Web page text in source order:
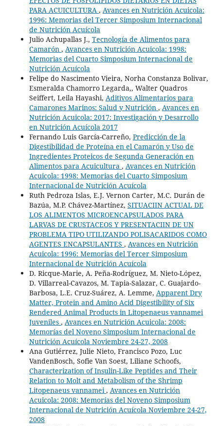
PARA ACUICULTURA , Avances en Nutrición Acuicola:
1996: Memorias del Tercer Simposium Internacional
de Nutrición Acuícola
Julio Achupallas J., Tecnología de Alimentos para
Camarón , Avances en Nutrición Acuicola: 1998:
Memorias del Cuarto Simposium Internacional de
Nutrición Acuícola
Felipe do Nascimento Vieira, Norha Constanza Bolivar,
Esmeralda Chamorro Legarda,, Walter Quadros
Seiffert, Leila Hayashi, Aditivos Alimentarios para
Camarones Marinos: Salud y Nutrición , Avances en
Nutrición Acuicola: 2017: Investigación y Desarrollo
en Nutrición Acuícola 2017
Fernando Luis García-Carreño, Predicción de la
Digestibilidad de Proteína en el Camarón y Uso de
Ingredientes Proteicos de Segunda Generación en
Alimentos para Acuicultura , Avances en Nutrición
Acuicola: 1998: Memorias del Cuarto Simposium
Internacional de Nutrición Acuícola
Ruth Pedroza Islas, E.J. Vernon Carter, M.C. Durán de
Bazúa, M.P. Chávez-Martínez, SITUACIIN ACTUAL DE
LOS ALIMENTOS MICROENCAPSULADOS PARA
LARVAS DE CRUSTACEOS Y PRESENTACIIN DE UN
PROBLEMA TIPO UTILIZANDO POLISACARIDOS COMO
AGENTES ENCAPSULANTES , Avances en Nutrición
Acuicola: 1996: Memorias del Tercer Simposium
Internacional de Nutrición Acuícola
D. Ricque-Marie, A. Peña-Rodríguez, M. Nieto-López,
D. Villarreal-Cavazos, M. Tapia-Salazar, C. Guajardo-
Barbosa, L.E. Cruz-Suárez, A. Lemme, Apparent Dry
Matter, Protein and Amino Acid Digestibility of Six
Rendered Animal Products in Litopenaeus vannamei
Juveniles , Avances en Nutrición Acuicola: 2008:
Memorías del Noveno Simposium Internacional de
Nutrición Acuícola Noviembre 24-27, 2008
Ana Gutiérrez, Julie Nieto, Francisco Pozo, Luc
VandenBosch, Sofie Van Soest, Liliane Schoofs,
Characterization of Insulin-Like Peptides and Their
Relation to Molt and Metabolism of the Shrimp
Litopenaeus vannamei, Avances en Nutrición
Acuicola: 2008: Memorías del Noveno Simposium
Internacional de Nutrición Acuícola Noviembre 24-27,
2008